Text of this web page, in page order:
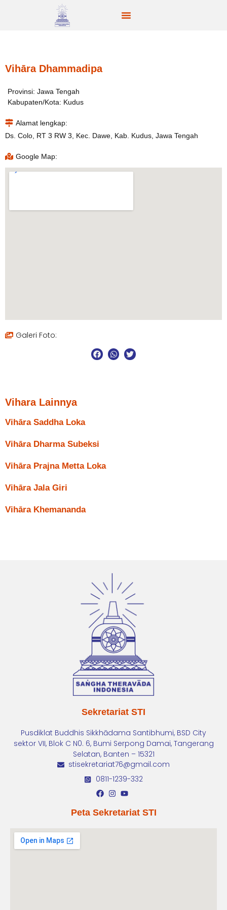
Vihāra Dhammadipa
Provinsi: Jawa Tengah
Kabupaten/Kota: Kudus
Alamat lengkap:
Ds. Colo, RT 3 RW 3, Kec. Dawe, Kab. Kudus, Jawa Tengah
Google Map:
Galeri Foto:
Vihara Lainnya
Vihāra Saddha Loka
Vihāra Dharma Subeksi
Vihāra Prajna Metta Loka
Vihāra Jala Giri
Vihāra Khemananda
Sekretariat STI
Pusdiklat Buddhis Sikkhādama Santibhumi, BSD City
sektor VII, Blok C N0. 6, Bumi Serpong Damai, Tangerang
Selatan, Banten – 15321
stisekretariat76@gmail.com
0811-1239-332
Peta Sekretariat STI